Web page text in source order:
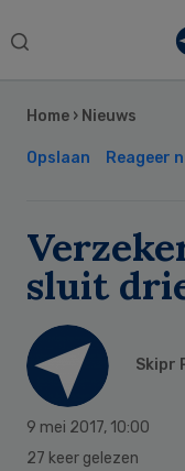
Search
Home › Nieuws
Opslaan Reageer
sluit
Skipr
9 mei 2017, 10:00
27 keer gelezen
Sidebar